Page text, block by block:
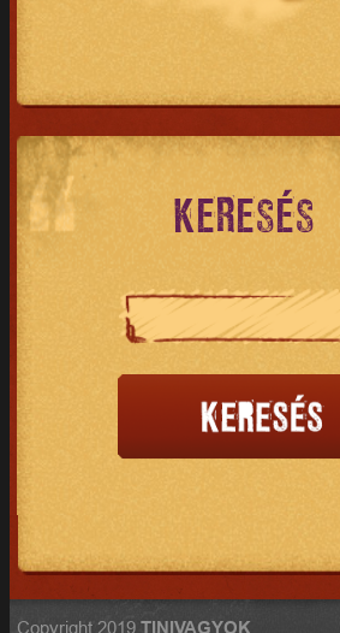
KERESÉS
Copyright 2019 TINIVAGYOK